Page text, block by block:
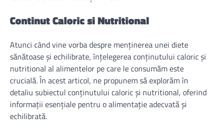
Continut Caloric si Nutritional
Atunci când vine vorba despre menținerea unei diete
sănătoase și echilibrate, înțelegerea conținutului caloric și
nutritional al alimentelor pe care le consumăm este
crucială. În acest articol, ne propunem să explorăm în
detaliu subiectul conținutului caloric și nutritional, oferind
informații esențiale pentru o alimentație adecvată și
echilibrată.